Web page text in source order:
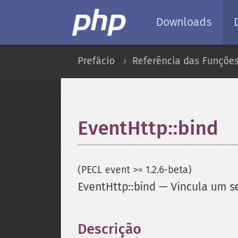
Downloads
Prefácio Referência das Funções
EventHttp::bind
(PECL event >= 1.2.6-beta)
EventHttp::bind — Vincula um
Descrição